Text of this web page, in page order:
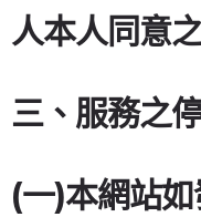
人本人同意
三、服務之
(一)本網站